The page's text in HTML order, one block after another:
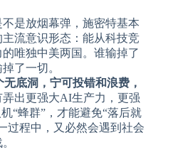
是放烟幕弹，施密特基本
流意识形态：能从科技竞
唯独中美两国。谁输掉了
了一切。
底洞，宁可投错和浪费，
弄出更强大AI生产力，更强
“蜂群”，才能避免“落后就
过程中，又必然会遇到社会